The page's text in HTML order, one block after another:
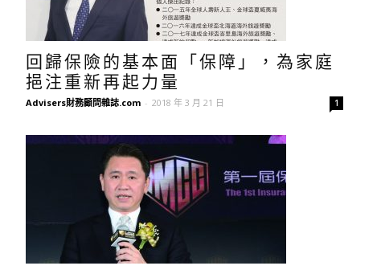
回歸保險的基本面「保障」，為家庭
挹注重新再起力量
Advisers財務顧問雜誌.com - 2018 年 3 月 21 日 1